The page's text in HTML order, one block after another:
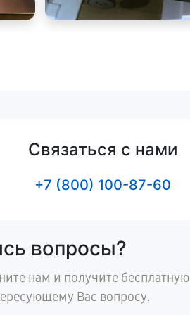
Связаться с нами
+7 (800) 100-87-60
вопросы?
нам и получите бесплатную
Вас вопросу.